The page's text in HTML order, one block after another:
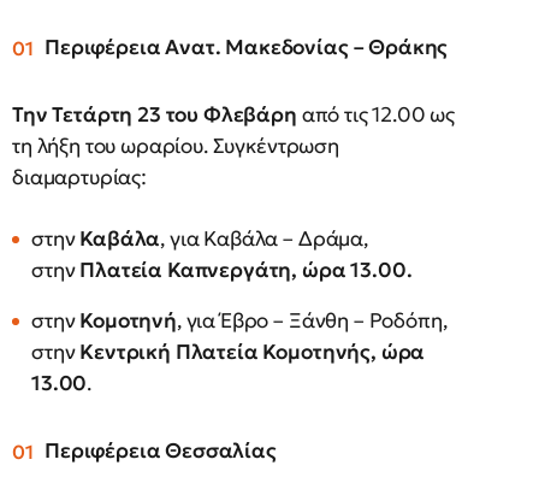
Περιφέρεια Ανατ. Μακεδονίας – Θράκης
Την Τετάρτη 23 του Φλεβάρη από τις 12.00 ως
τη λήξη του ωραρίου. Συγκέντρωση
διαμαρτυρίας:
στηνΚαβάλα, για Καβάλα – Δράμα,
στηνΠλατεία Καπνεργάτη, ώρα 13.00.
στηνΚομοτηνή, για Έβρο – Ξάνθη – Ροδόπη,
στηνΚεντρική Πλατεία Κομοτηνής, ώρα
13.00.
Περιφέρεια Θεσσαλίας